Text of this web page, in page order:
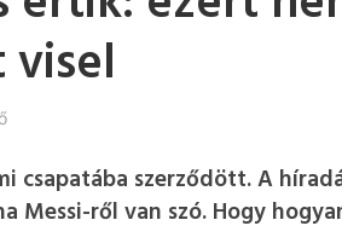
csapatába szerződött. A
Messi-ről van szó. Hogy